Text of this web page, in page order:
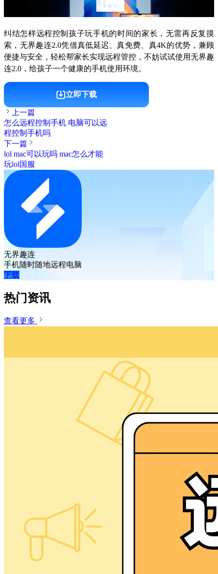
纠结怎样远程控制孩子玩手机的时间的家长，无需再反复摸
索，无界趣连2.0凭借真低延迟、真免费、真4K的优势，兼顾
便捷与安全，轻松帮家长实现远程管控，不妨试试使用无界趣
连2.0，给孩子一个健康的手机使用环境。
立即下载
上一篇
怎么远程控制手机 电脑可以远
程控制手机吗
下一篇
lol mac可以玩吗 mac怎么才能
玩lol国服
无界趣连
手机随时随地远程电脑
下载
热门资讯
查看更多